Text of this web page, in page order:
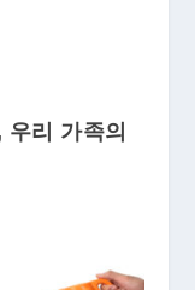
리 가족의